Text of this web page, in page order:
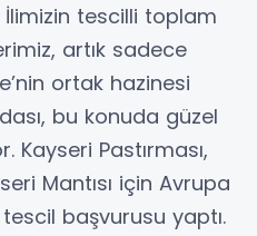
tescilli toplam
artık sadece
ortak hazinesi
bu konuda güzel
Kayseri Pastırması,
Mantısı için Avrupa
başvurusu yaptı.